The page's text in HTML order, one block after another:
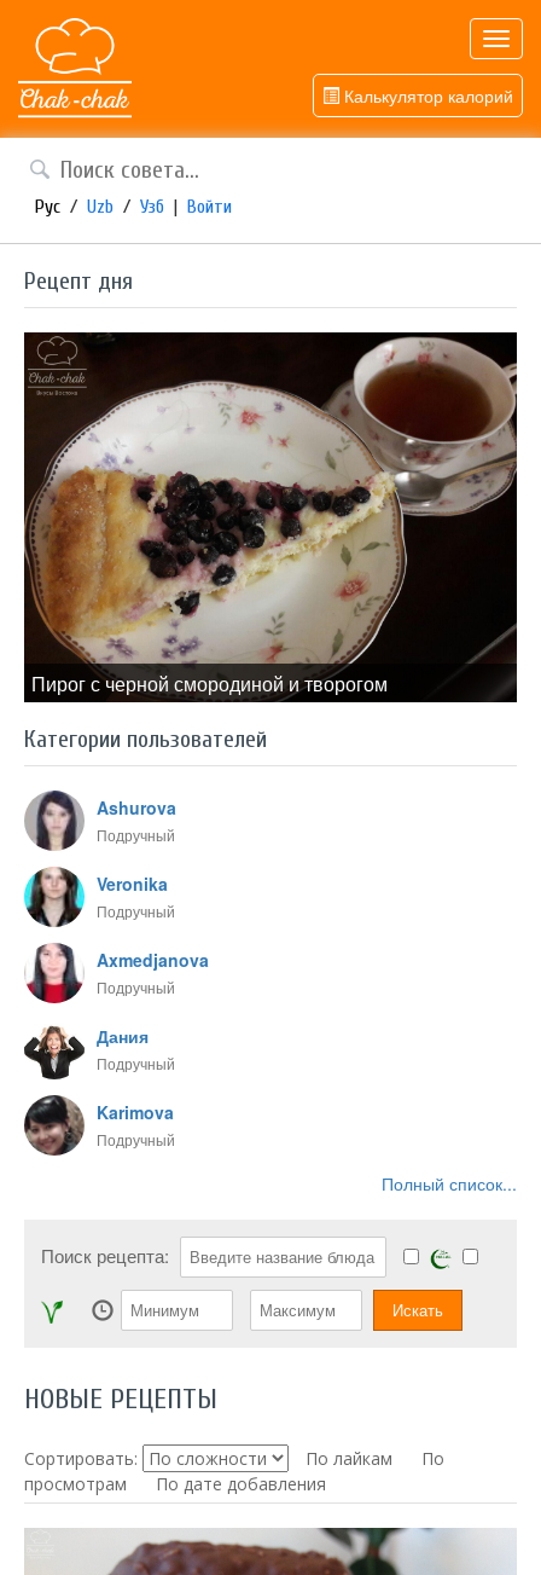
Калькулятор калорий
Рус / Uzb / Узб | Войти
Рецепт дня
Пирог с черной смородиной и творогом
Категории пользователей
Ashurova
Подручный
Veronika
Подручный
Axmedjanova
Подручный
Дания
Подручный
Karimova
Подручный
Полный список...
Поиск рецепта:
НОВЫЕ РЕЦЕПТЫ
Сортировать: По лайкам
По
просмотрам
По дате добавления